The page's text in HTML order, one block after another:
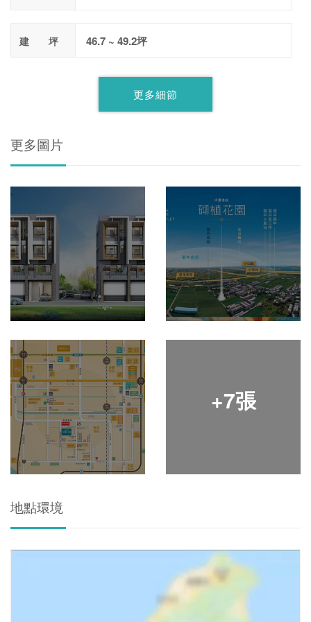
建 坪 46.7 ~ 49.2坪
更多細節
更多圖片
+7張
地點環境